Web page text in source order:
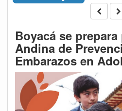
Boyacá se prepara
Andina de
Embarazos en